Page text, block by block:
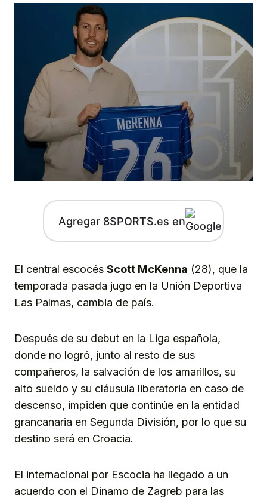
Agregar 8SPORTS.es en
El central escocés Scott McKenna (28), que la
temporada pasada jugo en la Unión Deportiva
Las Palmas, cambia de país.
Después de su debut en la Liga española,
donde no logró, junto al resto de sus
compañeros, la salvación de los amarillos, su
alto sueldo y su cláusula liberatoria en caso de
descenso, impiden que continúe en la entidad
grancanaria en Segunda División, por lo que su
destino será en Croacia.
El internacional por Escocia ha llegado a un
acuerdo con el Dinamo de Zagreb para las